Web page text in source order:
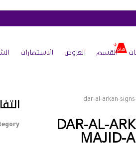
القسم العروض الاستمارات
DAR-AL-
MAJID-
: